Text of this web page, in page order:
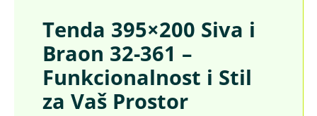
Tenda 395×200 Siva i
Braon 32-361 –
Funkcionalnost i Stil
za Vaš Prostor